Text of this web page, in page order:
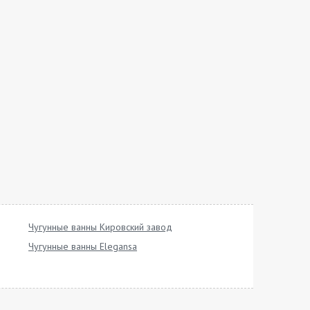
Чугунные ванны Кировский завод
Чугунные ванны Elegansa